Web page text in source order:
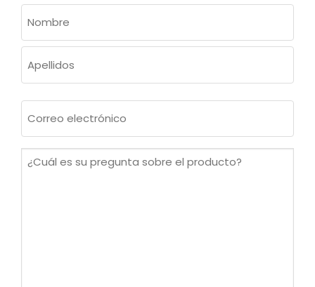
(OBLIGATORIO)
Nombre
electrónico
¿Cuál